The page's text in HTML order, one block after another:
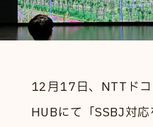
12月17日、NTTド
HUBにて「SSBJ対